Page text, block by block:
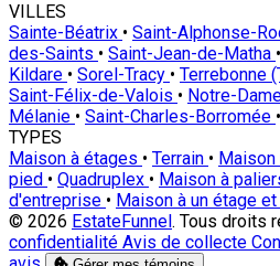
VILLES
Sainte-Béatrix • Saint-Alphonse-
des-Saints • Saint-Jean-de-Matha •
Kildare • Sorel-Tracy • Terrebonne
Saint-Félix-de-Valois • Notre-
Mélanie • Saint-Charles-Borromée •
TYPES
Maison à étages • Terrain •
pied • Quadruplex • Maison à
d'entreprise • Maison à un étage
© 2026 EstateFunnel. Tous droits
confidentialité Avis de collecte